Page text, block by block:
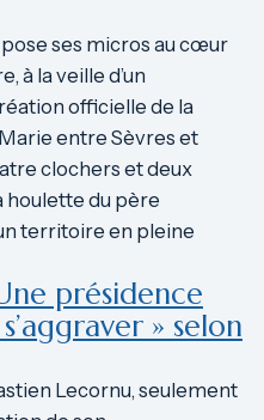
ses micros au cœur
à la veille d’un
officielle de la
entre Sèvres et
clochers et deux
houlette du père
territoire en pleine
présidence
» selon
Lecornu, seulement